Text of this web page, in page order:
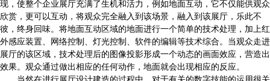
现，使整个企业展厅充满了生机和活力，例如地面互动，它不仅能供观众
欣赏，更可以互动，将观众完全融入到该场景，融入到该展厅，乐此不
彼，终身回味。将地面互动区域的地面进行一个简单的技术处理，加上红
外感应装置、网络控制、灯光控制、软件的编辑等技术综合。当观众走进
展厅的该区域，技术处理后的图像投影形成一个动态的画面效应，营造出
效果。观众通过做出相应的任何动作，地面就会出现相应的反应。
当然在进行展厅设计建造的过程中，对于有关的数字技能的运用很关